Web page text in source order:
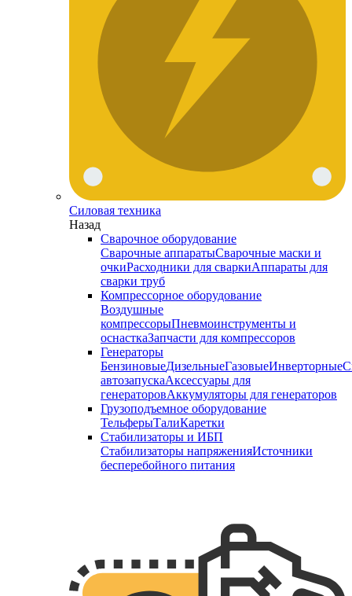
Силовая техника
Назад
Сварочное оборудование
Сварочные аппаратыСварочные маски и
очкиРасходники для сваркиАппараты для
сварки труб
Компрессорное оборудование
Воздушные
компрессорыПневмоинструменты и
оснасткаЗапчасти для компрессоров
Генераторы
БензиновыеДизельныеГазовыеИнверторные
автозапускаАксессуары для
генераторовАккумуляторы для генераторов
Грузоподъемное оборудование
ТельферыТалиКаретки
Стабилизаторы и ИБП
Стабилизаторы напряженияИсточники
бесперебойного питания